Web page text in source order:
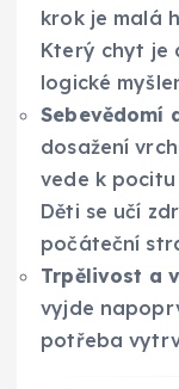
krok je malá
Který chyt je
logické
Sebevědomí
dosažení
vede k pocitu
Děti se učí
počáteční
Trpělivost a
vyjde
potřeba